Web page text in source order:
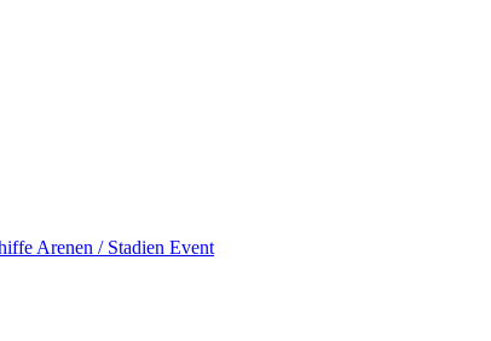
Arenen / Stadien Event